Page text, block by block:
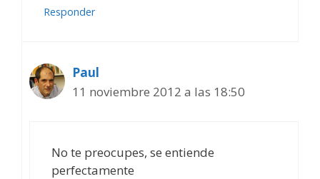
Responder
Paul
11 noviembre 2012 a las 18:50
No te preocupes, se entiende
perfectamente